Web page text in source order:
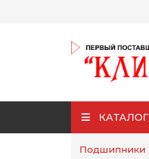
КАТАЛОГ
Подшипники